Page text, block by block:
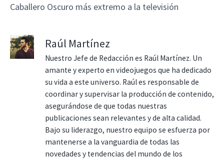
Caballero Oscuro más extremo a la televisión
Raúl Martínez
Nuestro Jefe de Redacción es Raúl Martínez. Un
amante y experto en videojuegos que ha dedicado
su vida a este universo. Raúl es responsable de
coordinar y supervisar la producción de contenido,
asegurándose de que todas nuestras
publicaciones sean relevantes y de alta calidad.
Bajo su liderazgo, nuestro equipo se esfuerza por
mantenerse a la vanguardia de todas las
novedades y tendencias del mundo de los